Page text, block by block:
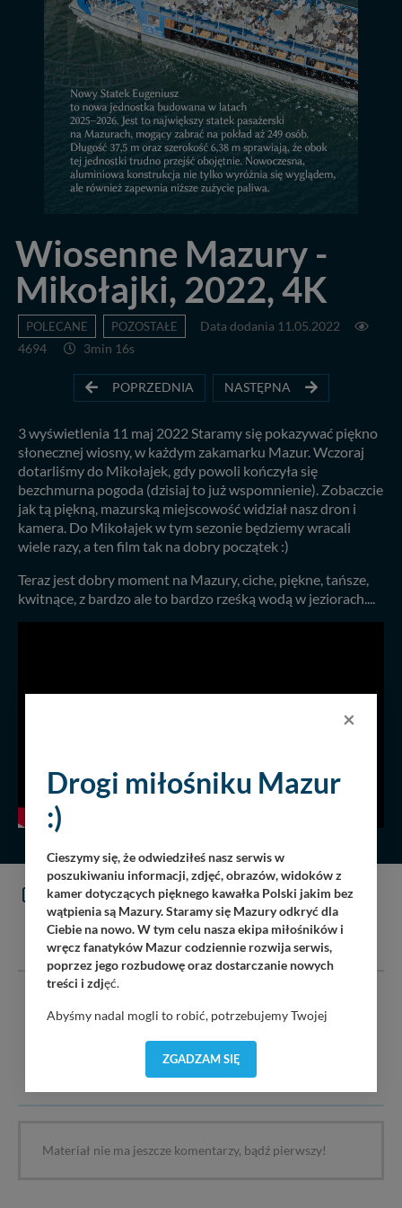
Wiosenne Mazury -
Mikołajki, 2022, 4K
POLECANE POZOSTAŁE
Data dodania 11.05.2022
4694
3min 16s
POPRZEDNIA NASTĘPNA
3 wyświetlenia 11 maj 2022 Staramy się pokazywać piękno
słonecznej wiosny, w każdym zakamarku Mazur. Wczoraj
dotarliśmy do Mikołajek, gdy powoli kończyła się
bezchmurna pogoda (dzisiaj to już wspomnienie). Zobaczcie
jak tą piękną, mazurską miejscowość widział nasz dron i
kamera. Do Mikołajek w tym sezonie będziemy wracali
wiele razy, a ten film tak na dobry początek :)
Teraz jest dobry moment na Mazury, ciche, piękne, tańsze,
kwitnące, z bardzo ale to bardzo rześką wodą w jeziorach....
KOMENTARZE (0)
DODAJ KOMENTARZ
komentarzy i opinii. Prosimy o zamieszczanie komentarzy
dotyczących danej tematyki dyskusji. Wpisy niezwiązane z
tematem, wulgarne, obraźliwe, naruszające prawo będą
Materiał nie ma jeszcze komentarzy, bądź pierwszy!
×
Drogi miłośniku Mazur
:)
Cieszymy się, że odwiedziłeś nasz serwis w
poszukiwaniu informacji, zdjęć, obrazów, widoków z
kamer dotyczących pięknego kawałka Polski jakim bez
wątpienia są Mazury. Staramy się Mazury odkryć dla
Ciebie na nowo. W tym celu nasza ekipa miłośników i
wręcz fanatyków Mazur codziennie rozwija serwis,
poprzez jego rozbudowę oraz dostarczanie nowych
treści i zdjęć.
Abyśmy nadal mogli to robić, potrzebujemy Twojej
dostosować do Twoich preferencji. Twoje dane (w tym
pliki cookies) będą zapisywane w celu usprawnienia
wyszukania, ulubione miejsca, logowania, itp).
zmieniać zakresu naszych uprawnień. Twoje dane są u
ZGADZAM SIĘ